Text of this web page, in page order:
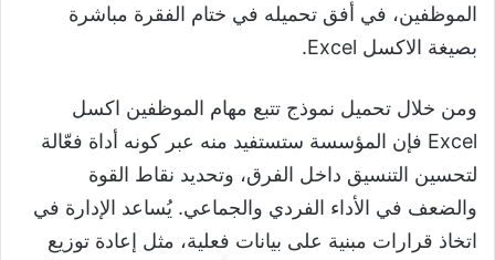
الموظفين، في أفق تحميله في ختام الفقرة مباشرة
بصيغة الاكسل Excel.
ومن خلال تحميل نموذج تتبع مهام الموظفين اكسل
Excel فإن المؤسسة ستستفيد منه عبر كونه أداة فعّالة
لتحسين التنسيق داخل الفرق، وتحديد نقاط القوة
والضعف في الأداء الفردي والجماعي. يُساعد الإدارة في
اتخاذ قرارات مبنية على بيانات فعلية، مثل إعادة توزيع